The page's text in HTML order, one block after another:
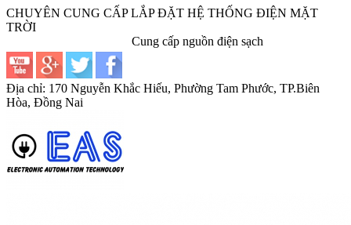
CHUYÊN CUNG CẤP LẮP ĐẶT HỆ THỐNG ĐIỆN MẶT
TRỜI
Cung cấp nguồn điện sạch
Địa chỉ: 170 Nguyễn Khắc Hiếu, Phường Tam Phước, TP.Biên
Hòa, Đồng Nai